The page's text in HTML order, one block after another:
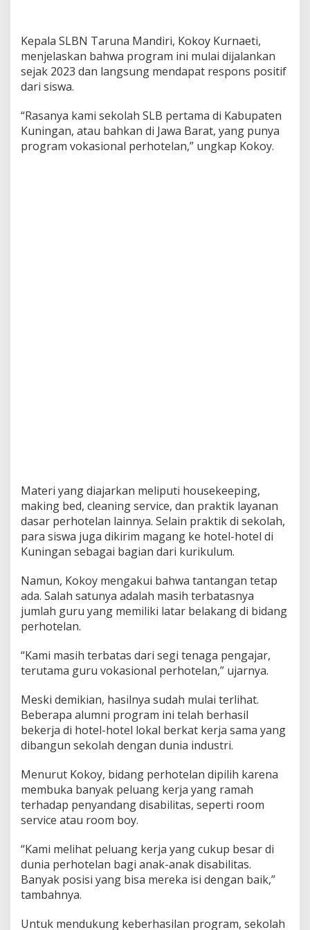
Kepala SLBN Taruna Mandiri, Kokoy Kurnaeti,
menjelaskan bahwa program ini mulai dijalankan
sejak 2023 dan langsung mendapat respons positif
dari siswa.
“Rasanya kami sekolah SLB pertama di Kabupaten
Kuningan, atau bahkan di Jawa Barat, yang punya
program vokasional perhotelan,” ungkap Kokoy.
Materi yang diajarkan meliputi housekeeping,
making bed, cleaning service, dan praktik layanan
dasar perhotelan lainnya. Selain praktik di sekolah,
para siswa juga dikirim magang ke hotel-hotel di
Kuningan sebagai bagian dari kurikulum.
Namun, Kokoy mengakui bahwa tantangan tetap
ada. Salah satunya adalah masih terbatasnya
jumlah guru yang memiliki latar belakang di bidang
perhotelan.
“Kami masih terbatas dari segi tenaga pengajar,
terutama guru vokasional perhotelan,” ujarnya.
Meski demikian, hasilnya sudah mulai terlihat.
Beberapa alumni program ini telah berhasil
bekerja di hotel-hotel lokal berkat kerja sama yang
dibangun sekolah dengan dunia industri.
Menurut Kokoy, bidang perhotelan dipilih karena
membuka banyak peluang kerja yang ramah
terhadap penyandang disabilitas, seperti room
service atau room boy.
“Kami melihat peluang kerja yang cukup besar di
dunia perhotelan bagi anak-anak disabilitas.
Banyak posisi yang bisa mereka isi dengan baik,”
tambahnya.
Untuk mendukung keberhasilan program, sekolah